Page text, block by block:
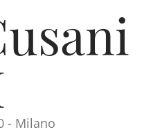
- Milano